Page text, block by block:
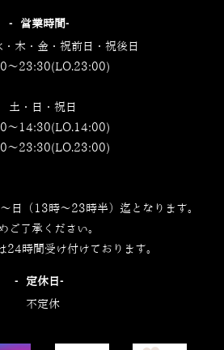
‐営業時間‐
・木・金・祝前日・祝後日
～23:30(LO.23:00)
土・日・祝日
～14:30(LO.14:00)
～23:30(LO.23:00)
日（13時～23時半）迄となります。
ご了承ください。
24時間受け付けております。
‐定休日‐
不定休